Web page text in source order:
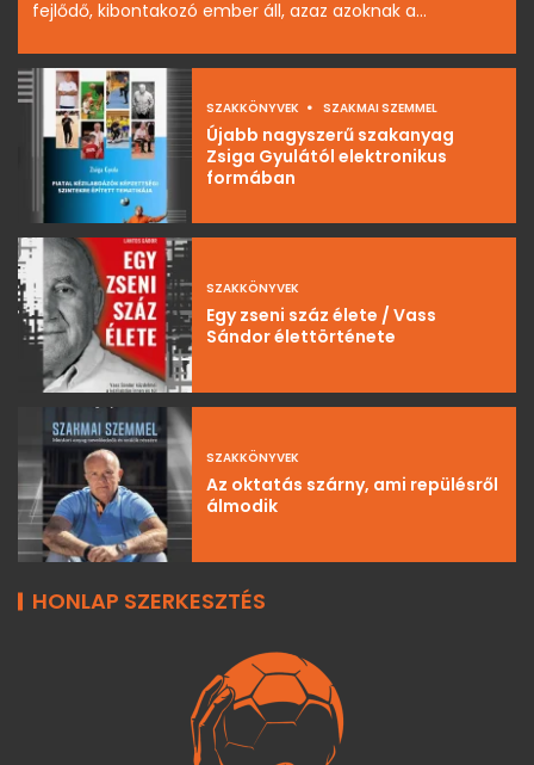
fejlődő, kibontakozó ember áll, azaz azoknak a...
SZAKKÖNYVEK SZAKMAI SZEMMEL
Újabb nagyszerű szakanyag
Zsiga Gyulától elektronikus
formában
SZAKKÖNYVEK
Egy zseni száz élete / Vass
Sándor élettörténete
SZAKKÖNYVEK
Az oktatás szárny, ami repülésről
álmodik
HONLAP SZERKESZTÉS